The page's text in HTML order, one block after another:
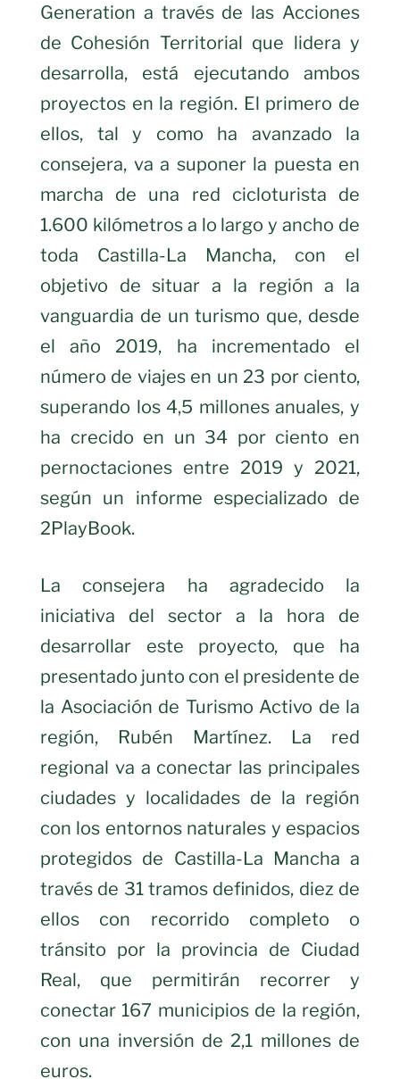
Generation a través de las Acciones
de Cohesión Territorial que lidera y
desarrolla, está ejecutando ambos
proyectos en la región. El primero de
ellos, tal y como ha avanzado la
consejera, va a suponer la puesta en
marcha de una red cicloturista de
1.600 kilómetros a lo largo y ancho de
toda Castilla-La Mancha, con el
objetivo de situar a la región a la
vanguardia de un turismo que, desde
el año 2019, ha incrementado el
número de viajes en un 23 por ciento,
superando los 4,5 millones anuales, y
ha crecido en un 34 por ciento en
pernoctaciones entre 2019 y 2021,
según un informe especializado de
2PlayBook.
La consejera ha agradecido la
iniciativa del sector a la hora de
desarrollar este proyecto, que ha
presentado junto con el presidente de
la Asociación de Turismo Activo de la
región, Rubén Martínez. La red
regional va a conectar las principales
ciudades y localidades de la región
con los entornos naturales y espacios
protegidos de Castilla-La Mancha a
través de 31 tramos definidos, diez de
ellos con recorrido completo o
tránsito por la provincia de Ciudad
Real, que permitirán recorrer y
conectar 167 municipios de la región,
con una inversión de 2,1 millones de
euros.